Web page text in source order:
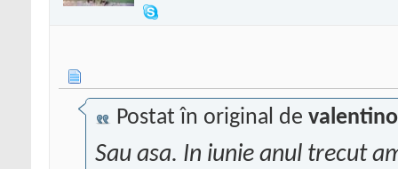
Postat în original de valentino
Sau asa. In iunie anul trecut